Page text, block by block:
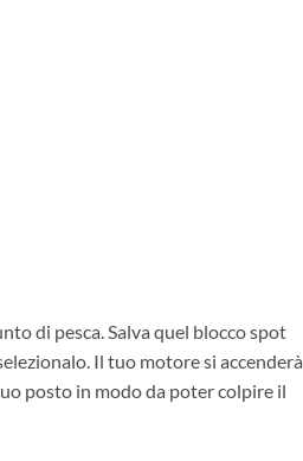
di pesca. Salva quel blocco spot
Il tuo motore si accenderà
posto in modo da poter colpire il